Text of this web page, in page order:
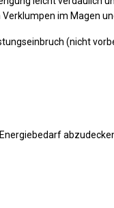
im Magen
(nicht